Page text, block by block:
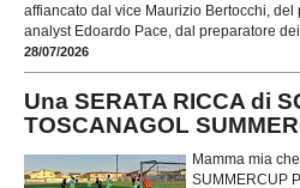
affiancato dal vice Maurizio Bertocchi, del
analyst Edoardo Pace, dal preparatore
28/07/2026
Una SERATA RICCA di
TOSCANAGOL
Mamma mia
SUMMERCUP